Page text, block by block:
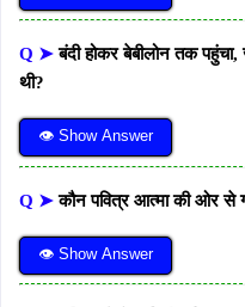
Q ➤बंदी होकर बेबीलोन तक
थी?
👁 Show Answer
Q ➤कौन पवित्र आत्मा की ओर से
👁 Show Answer